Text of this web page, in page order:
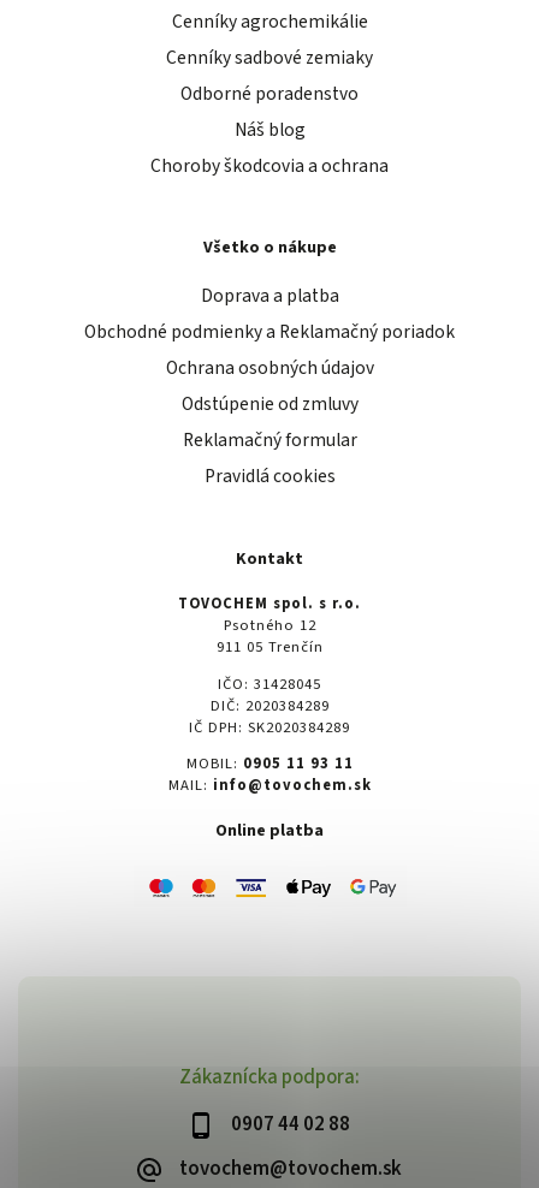
Zákaznícka podpora:
0907 44 02 88
tovochem@tovochem.sk
Cenníky agrochemikálie
Cenníky sadbové zemiaky
Odborné poradenstvo
Náš blog
Choroby škodcovia a ochrana
Všetko o nákupe
Doprava a platba
Obchodné podmienky a Reklamačný poriadok
Ochrana osobných údajov
Odstúpenie od zmluvy
Reklamačný formular
Pravidlá cookies
Kontakt
TOVOCHEM spol. s r.o.
Psotného 12
911 05 Trenčín
IČO: 31428045
DIČ: 2020384289
IČ DPH: SK2020384289
MOBIL: 0905 11 93 11
MAIL: info@tovochem.sk
Online platba